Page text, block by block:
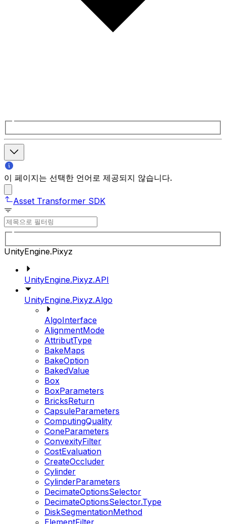
이 페이지는 선택한 언어로 제공되지 않습니다.
Asset Transformer SDK
UnityEngine.Pixyz
UnityEngine.Pixyz.API
UnityEngine.Pixyz.Algo
AlgoInterface
AlignmentMode
AttributType
BakeMaps
BakeOption
BakedValue
Box
BoxParameters
BricksReturn
CapsuleParameters
ComputingQuality
ConeParameters
ConvexityFilter
CostEvaluation
CreateOccluder
Cylinder
CylinderParameters
DecimateOptionsSelector
DecimateOptionsSelector.Type
DiskSegmentationMethod
ElementFilter